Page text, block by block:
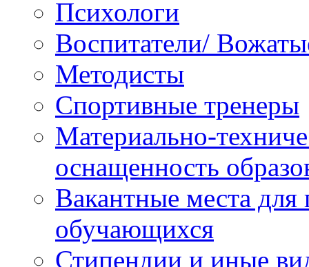
Психологи
Воспитатели/
Методисты
Спортивные тренеры
Материально-
оснащенность
Вакантные места для
обучающихся
Стипендии и иные